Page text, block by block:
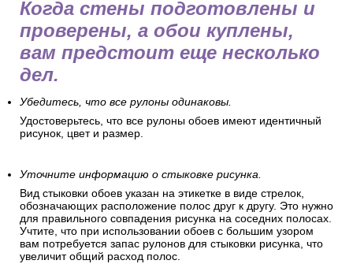
Когда стены подготовлены и
проверены, а обои куплены,
вам предстоит еще несколько
дел.
Убедитесь, что все рулоны одинаковы.
Удостоверьтесь, что все рулоны обоев имеют идентичный
рисунок, цвет и размер.
Уточните информацию о стыковке рисунка.
Вид стыковки обоев указан на этикетке в виде стрелок,
обозначающих расположение полос друг к другу. Это нужно
для правильного совпадения рисунка на соседних полосах.
Учтите, что при использовании обоев с большим узором
вам потребуется запас рулонов для стыковки рисунка, что
увеличит общий расход полос.